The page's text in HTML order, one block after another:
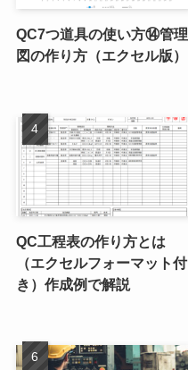
QC7つ道具の使い方⑭管理
図の作り方（エクセル版）
QC工程表の作り方とは
（エクセルフォーマット付
き）作成例で解説